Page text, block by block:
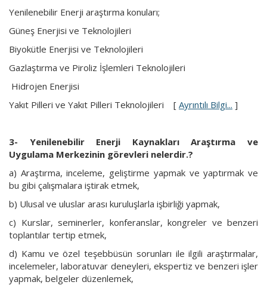
Yenilenebilir Enerji araştırma konuları;
Güneş Enerjisi ve Teknolojileri
Biyokütle Enerjisi ve Teknolojileri
Gazlaştırma ve Piroliz İşlemleri Teknolojileri
Hidrojen Enerjisi
Yakıt Pilleri ve Yakıt Pilleri Teknolojileri [ Ayrıntılı Bilgi... ]
3- Yenilenebilir Enerji Kaynakları Araştırma ve
Uygulama Merkezinin görevleri nelerdir.?
a) Araştırma, inceleme, geliştirme yapmak ve yaptırmak ve
bu gibi çalışmalara iştirak etmek,
b) Ulusal ve uluslar arası kuruluşlarla işbirliği yapmak,
c) Kurslar, seminerler, konferanslar, kongreler ve benzeri
toplantılar tertip etmek,
d) Kamu ve özel teşebbüsün sorunları ile ilgili araştırmalar,
incelemeler, laboratuvar deneyleri, ekspertiz ve benzeri işler
yapmak, belgeler düzenlemek,